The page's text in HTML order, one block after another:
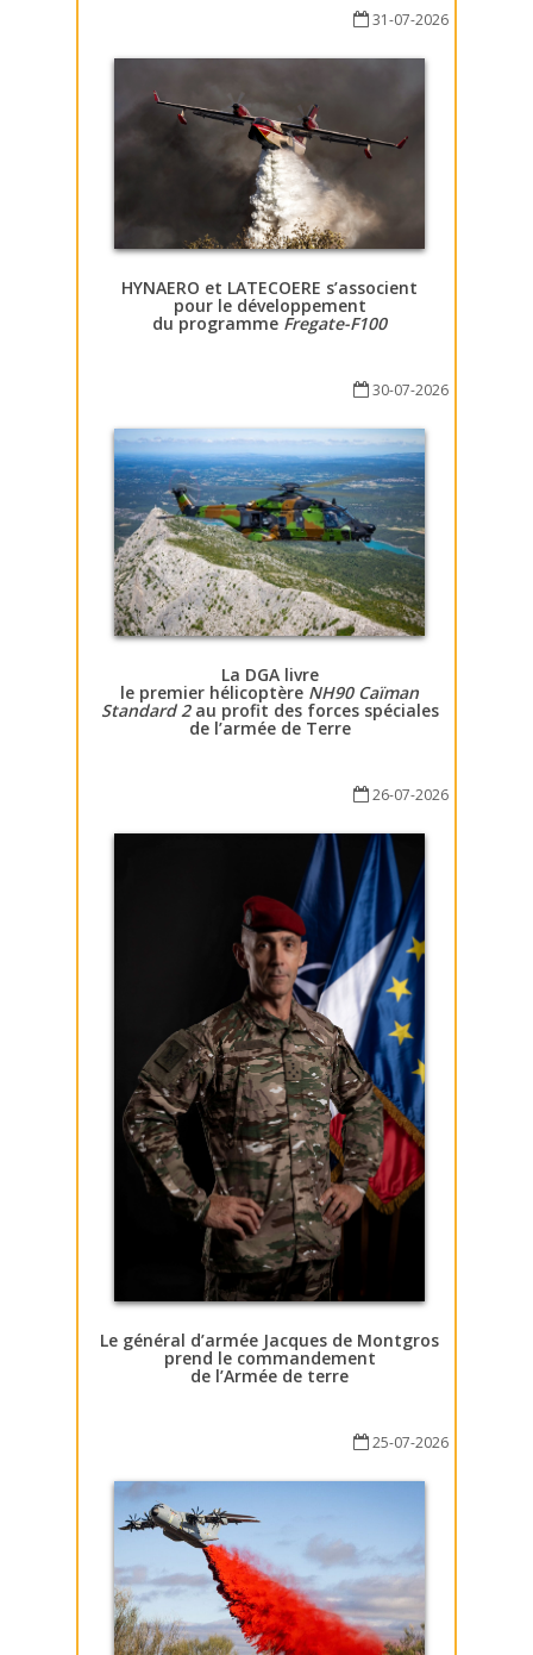
31-07-2026
HYNAERO et LATECOERE s’associent
pour le développement
du programme Fregate-F100
30-07-2026
La DGA livre
le premier hélicoptère NH90 Caïman
Standard 2au profit des forces spéciales
de l’armée de Terre
26-07-2026
Le général d’armée Jacques de Montgros
prend le commandement
de l’Armée de terre
25-07-2026